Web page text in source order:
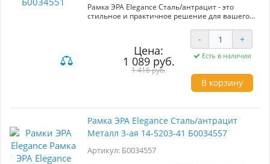
Рамка ЭРА Elegance Сталь/антрацит - это
стильное и практичное решение для вашего
металла, она обладает высокой прочностью и
долговечностью. Двухместная конструкция
позволяет удобно размещать различные
устройства, обеспечивая аккуратный и
современный вид. Антрацитовый цвет
придаёт элегантности, а стальная отделка
подчеркивает современный стиль. Рамка
большинством стандартных устройств, что
делает её идеальным выбором для дома или
офиса. Выбирая ЭРА Elegance, вы получаете не
только функциональный элемент, но и
и стиль.
Цена:
1 089 руб.
1 416 руб.
- +
Есть в наличии
В корзину
Рамка ЭРА Elegance Сталь/антрацит
Металл 3-ая 14-5203-41 Б0034557
Артикул: Б0034557